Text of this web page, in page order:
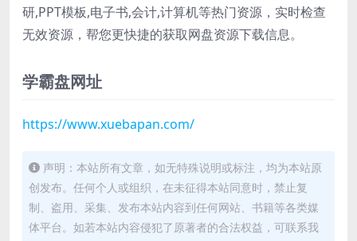
研,PPT模板,电子书,会计,计算机等热门资源，实时检查
无效资源，帮您更快捷的获取网盘资源下载信息。
学霸盘网址
https://www.xuebapan.com/
声明：本站所有文章，如无特殊说明或标注，均为本站原
创发布。任何个人或组织，在未征得本站同意时，禁止复
制、盗用、采集、发布本站内容到任何网站、书籍等各类媒
体平台。如若本站内容侵犯了原著者的合法权益，可联系我